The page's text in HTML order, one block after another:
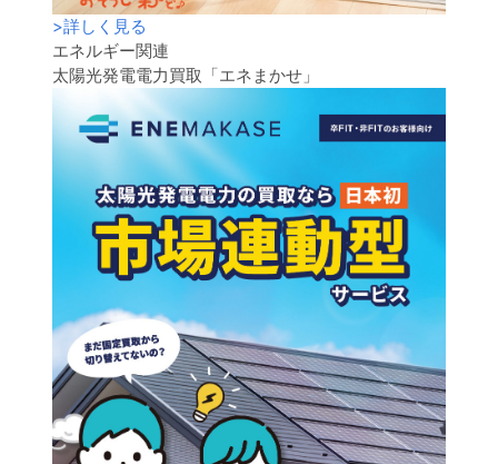
>詳しく見る
エネルギー関連
太陽光発電電力買取「エネまかせ」